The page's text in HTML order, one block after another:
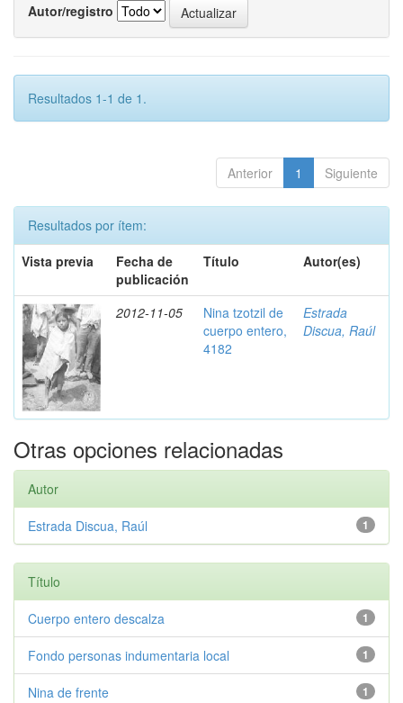
Autor/registro
Resultados 1-1 de 1.
Anterior 1 Siguiente
Resultados por ítem:
Vista previa
Fecha de
publicación
Título Autor(es)
2012-11-05
Nina tzotzil de
cuerpo entero,
4182
Estrada
Discua, Raúl
Otras opciones relacionadas
Autor
1
Estrada Discua, Raúl
Título
1
Cuerpo entero descalza
1
Fondo personas indumentaria local
1
Nina de frente